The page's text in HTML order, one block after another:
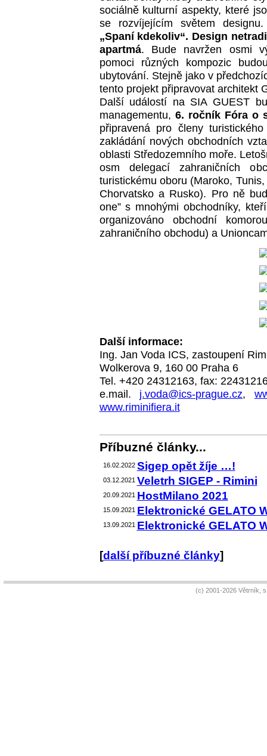
sociálně kulturní aspekty, které
se rozvíjejícím světem
„Spaní kdekoliv“. Design
apartmá. Bude navržen osmi
pomoci různých kompozic
ubytování. Stejně jako v
tento projekt připravovat architekt
Další událostí na SIA GUEST
managementu, 6. ročník Fóra o
připravená pro členy
zakládání nových obchodních
oblasti Středozemního moře.
osm delegací zahraničních
turistickému oboru (Maroko,
Chorvatsko a Rusko). Pro ně
one” s mnohými obchodníky,
organizováno obchodní
zahraničního obchodu) a
Další informace:
Ing. Jan Voda ICS, zastoupení
Wolkerova 9, 160 00 Praha 6
Tel. +420 24312163, fax:
e.mail. j.voda@ics-prague.cz,
www.riminifiera.it
Příbuzné články...
16.02.2022 Sigep opět žíje …!
03.12.2021 Veletrh SIGEP - Rimini
20.09.2021 HostMilano 2021
15.09.2021 Elektronické GELATO
13.09.2021 Elektronické GELATO
[další příbuzné články]
(c) 2001-2026 Větrník,